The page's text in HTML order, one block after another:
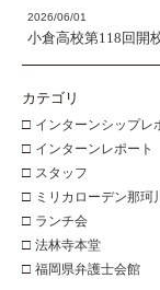
2026/06/01
小倉高校第118回開
カテゴリ
□ インターンシップレ
□ インターンレポート
□ スタッフ
□ ミリカローデン那珂川
□ ランチ会
□ 法林寺本堂
□ 福岡県弁護士会館